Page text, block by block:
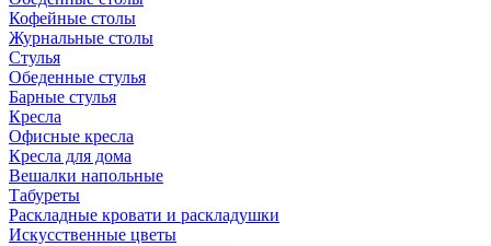
Кофейные столы
Журнальные столы
Стулья
Обеденные стулья
Барные стулья
Кресла
Офисные кресла
Кресла для дома
Вешалки напольные
Табуреты
Раскладные кровати и раскладушки
Искусственные цветы